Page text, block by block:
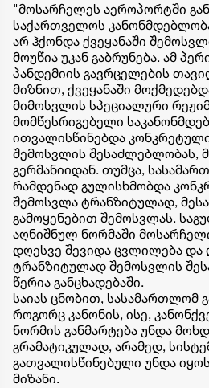
"მოსარჩელეს აეროპორტში
საქართველოს
არ ჰქონდა ქვეყანაში
მოუწია უკან გაბრუნება. ამ
პანდემიის გავრცელების
მიზნით, ქვეყანაში
მიმოსვლის სპეციალური
მომწესრიგებელი
ითვალისწინებდა
შემოსვლის შესაძლებლობას,
გერმანიიდან. თუმცა,
რამდენად გულისხმობდა
შემოსვლა ტრანზიტულად,
გამოყენებით შემოსვლას.
აღნიშნულ ნორმაში
დღესვე შევიდა ცვლილება და
ტრანზიტულად შემოსვლის
წერია განცხადებაში.
საიას ცნობით, სასამართლომ
როგორც კანონის, ისე,
ნორმის განმარტება უნდა
გრამატიკულად, არამედ,
გათვალისწინებული უნდა
მიზანი.